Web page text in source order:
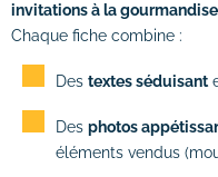
invitations à la gourmandise
Chaque fiche combine :
Des textes séduisant
Des photos
éléments vendus